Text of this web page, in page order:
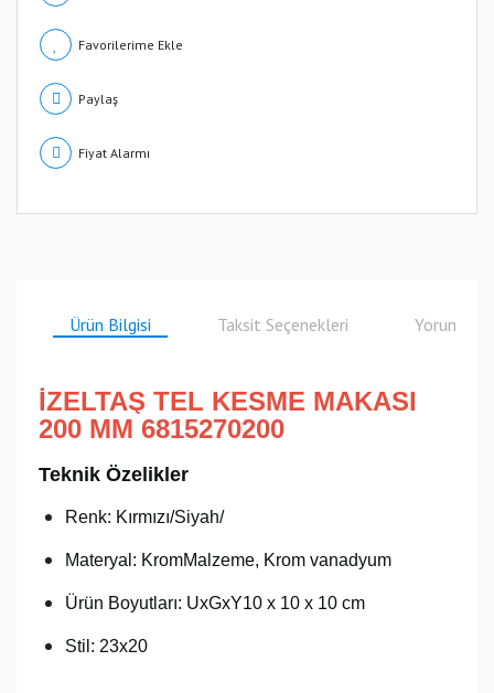
Paylaş
Fiyat Alarmı
Ürün Bilgisi Taksit Seçenekleri Yorumlar
İZELTAŞ TEL KESME MAKASI
200 MM 6815270200
Teknik Özelikler
Renk: Kırmızı/Siyah/
Materyal: KromMalzeme, Krom vanadyum
Ürün Boyutları: UxGxY10 x 10 x 10 cm
Stil: 23x20